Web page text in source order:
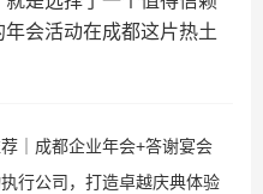
会活动在成都这片热土
｜成都企业年会+答谢宴会
，刷屏级案例
行公司，打造卓越庆典体验